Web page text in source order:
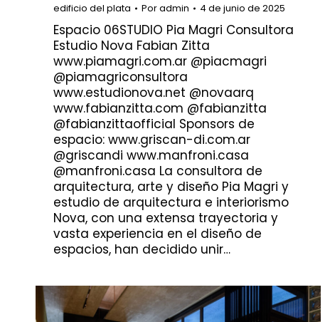
edificio del plata Poradmin 4 de junio de 2025
Espacio 06STUDIO Pia Magri Consultora
Estudio Nova Fabian Zitta
www.piamagri.com.ar @piacmagri
@piamagriconsultora
www.estudionova.net @novaarq
www.fabianzitta.com @fabianzitta
@fabianzittaofficial Sponsors de
espacio: www.griscan-di.com.ar
@griscandi www.manfroni.casa
@manfroni.casa La consultora de
arquitectura, arte y diseño Pia Magri y
estudio de arquitectura e interiorismo
Nova, con una extensa trayectoria y
vasta experiencia en el diseño de
espacios, han decidido unir…